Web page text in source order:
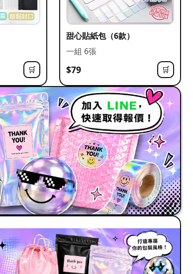
🛒
甜心貼紙包（6款）
一組 6張
$79 🛒